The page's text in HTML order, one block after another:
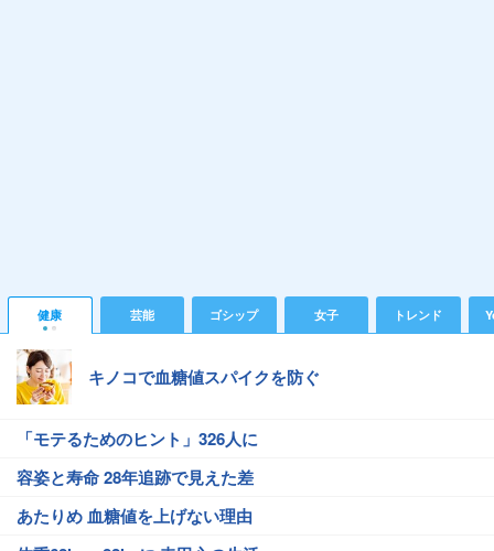
健康 芸能 ゴシップ 女子 トレンド
キノコで血糖値スパイクを防ぐ
「モテるためのヒント」326人に
容姿と寿命 28年追跡で見えた差
あたりめ 血糖値を上げない理由